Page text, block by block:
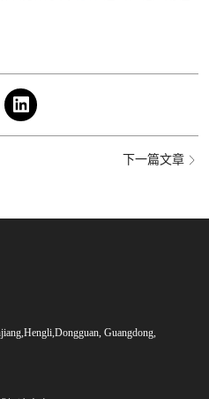
下一篇文章
Guangdong,